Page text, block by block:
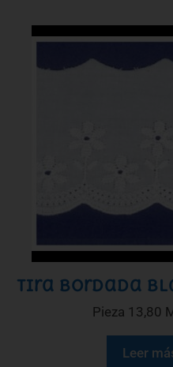
Tira bordada
Pieza 13,80
Leer